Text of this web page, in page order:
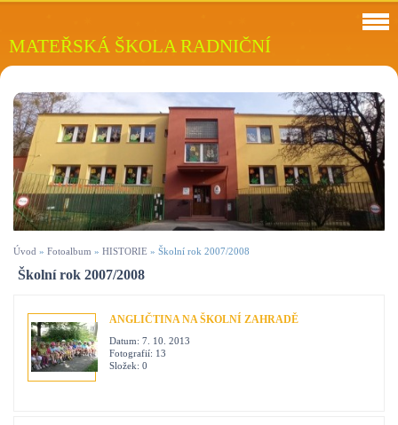
MATEŘSKÁ ŠKOLA RADNIČNÍ
Úvod » Fotoalbum » HISTORIE » Školní rok 2007/2008
Školní rok 2007/2008
ANGLIČTINA NA ŠKOLNÍ ZAHRADĚ
Datum: 7. 10. 2013
Fotografií: 13
Složek: 0